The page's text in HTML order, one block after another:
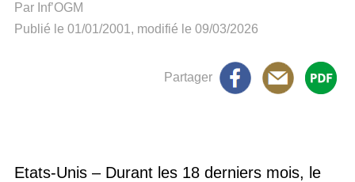
Par Inf’OGM
Publié le 01/01/2001, modifié le 09/03/2026
Partager
Etats-Unis – Durant les 18 derniers mois, le